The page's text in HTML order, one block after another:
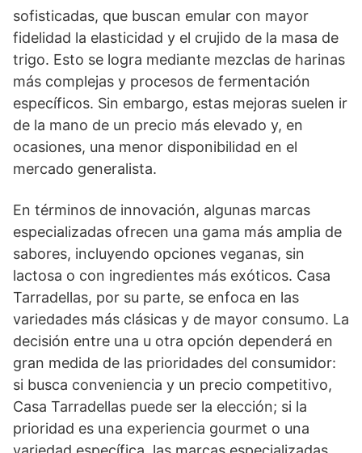
sofisticadas, que buscan emular con mayor
fidelidad la elasticidad y el crujido de la masa de
trigo. Esto se logra mediante mezclas de harinas
más complejas y procesos de fermentación
específicos. Sin embargo, estas mejoras suelen ir
de la mano de un precio más elevado y, en
ocasiones, una menor disponibilidad en el
mercado generalista.
En términos de innovación, algunas marcas
especializadas ofrecen una gama más amplia de
sabores, incluyendo opciones veganas, sin
lactosa o con ingredientes más exóticos. Casa
Tarradellas, por su parte, se enfoca en las
variedades más clásicas y de mayor consumo. La
decisión entre una u otra opción dependerá en
gran medida de las prioridades del consumidor:
si busca conveniencia y un precio competitivo,
Casa Tarradellas puede ser la elección; si la
prioridad es una experiencia gourmet o una